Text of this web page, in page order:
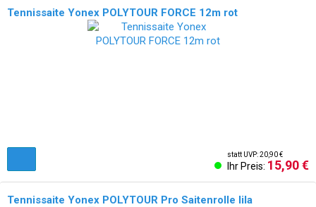
Tennissaite Yonex POLYTOUR FORCE 12m rot
statt UVP: 20,90 €
Ihr Preis: 15,90 €
Tennissaite Yonex POLYTOUR Pro Saitenrolle lila